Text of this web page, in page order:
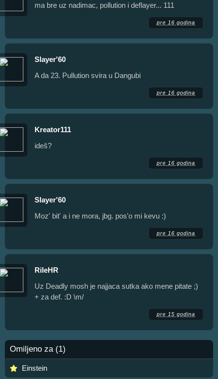
ma bre uz nadimac, pollution i deflayer... 111
pre 16 godina
Slayer'60
A da 23. Pullution svira u Dangubi
pre 16 godina
Kreator111
ideš?
pre 16 godina
Slayer'60
Moz' bit' a i ne mora, jbg. pos'o mi kevu :)
pre 16 godina
RileHR
Uz Deadly mosh je najjaca sutka ako mene pitate ;)
+ za def. :D \m/
pre 15 godina
Omiljeno za (1)
Einstein